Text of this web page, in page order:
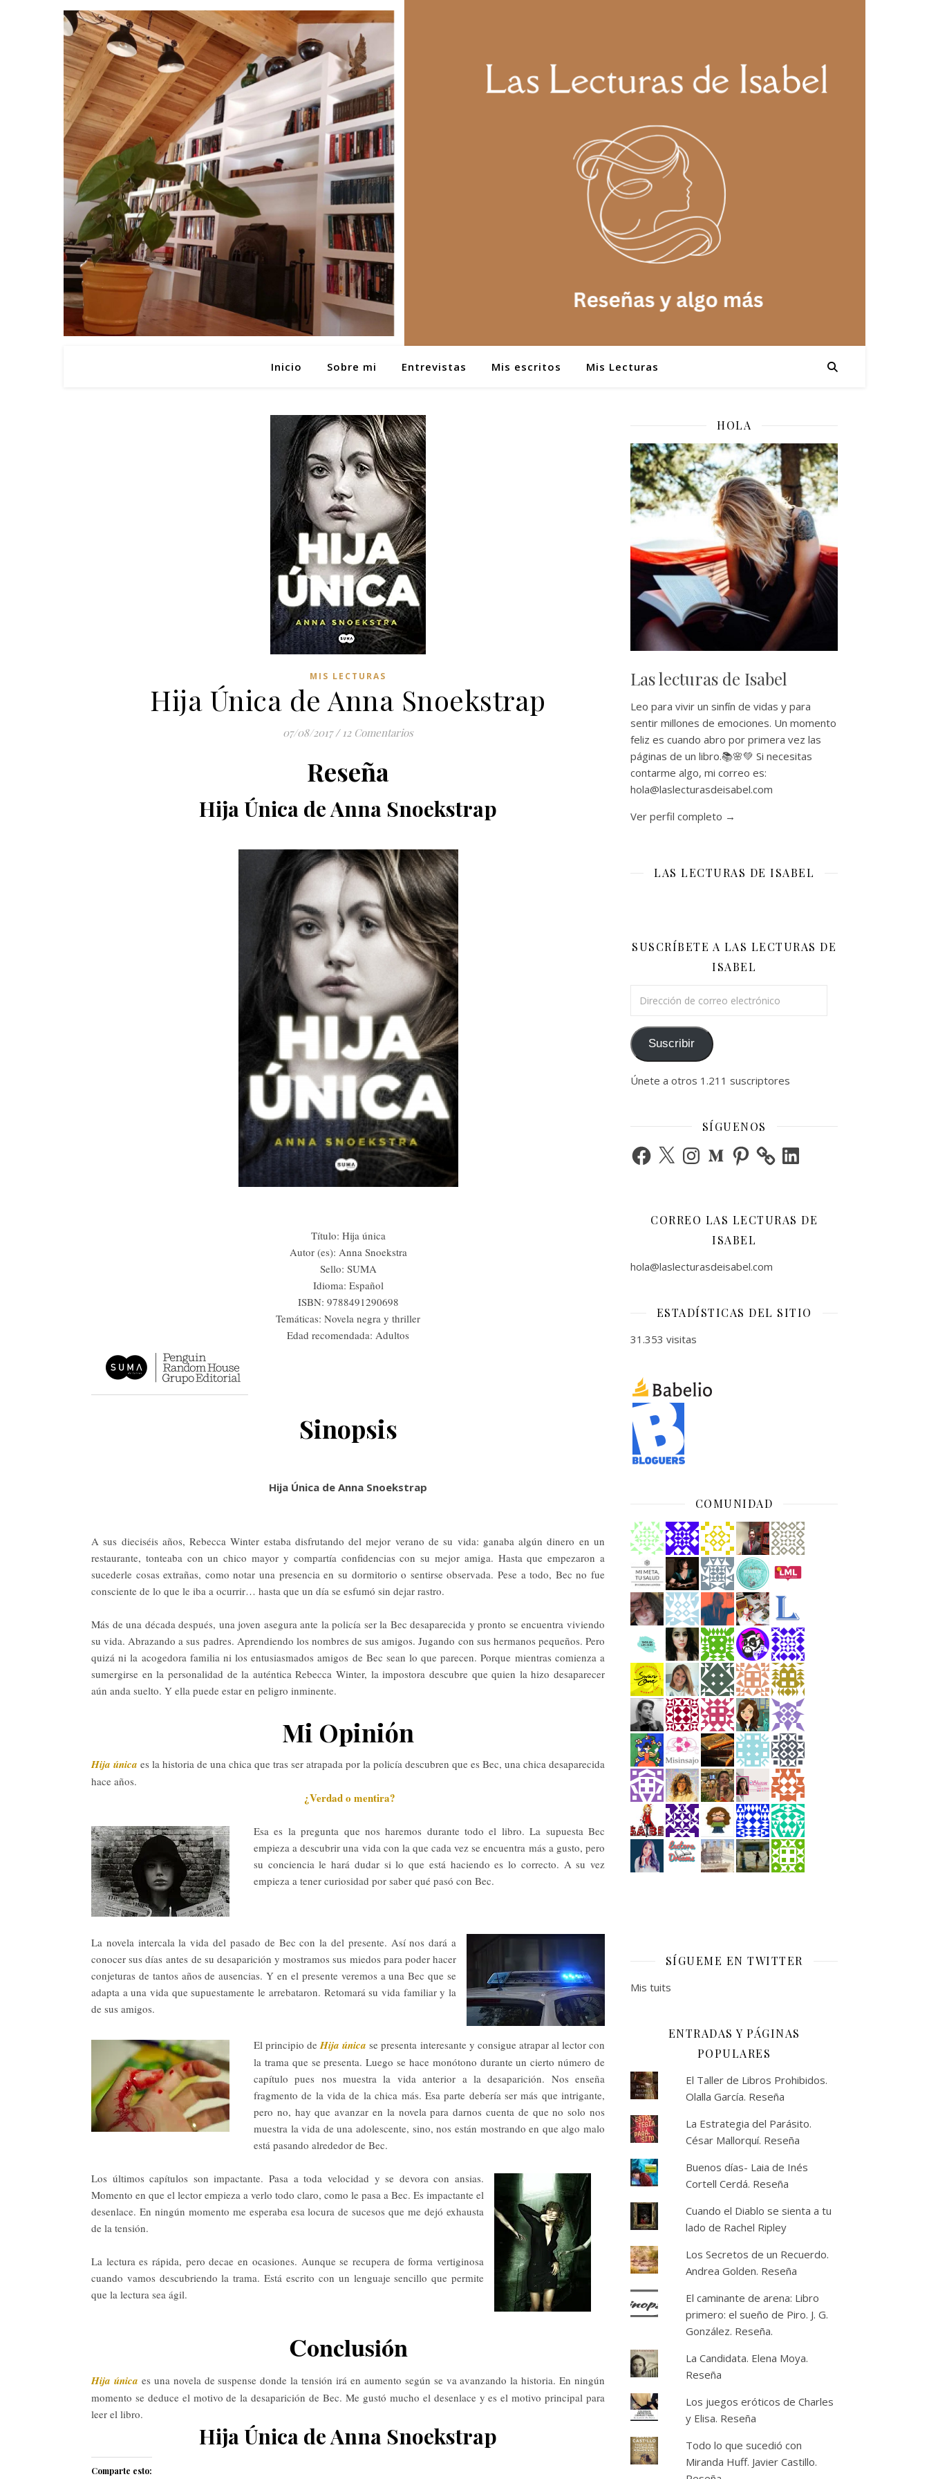
Inicio Sobre mi Entrevistas Mis escritos Mis Lecturas
MIS LECTURAS
Hija Única de Anna Snoekstrap
07/08/2017 / 12 Comentarios
Reseña
Hija Única de Anna Snoekstrap
Título: Hija única
Autor (es): Anna Snoekstra
Sello: SUMA
Idioma: Español
ISBN: 9788491290698
Temáticas: Novela negra y thriller
Edad recomendada: Adultos
Sinopsis
Hija Única de Anna Snoekstrap
A sus dieciséis años, Rebecca Winter estaba disfrutando del mejor verano de su vida: ganaba algún dinero en un
restaurante, tonteaba con un chico mayor y compartía confidencias con su mejor amiga. Hasta que empezaron a
sucederle cosas extrañas, como notar una presencia en su dormitorio o sentirse observada. Pese a todo, Bec no fue
consciente de lo que le iba a ocurrir… hasta que un día se esfumó sin dejar rastro.
Más de una década después, una joven asegura ante la policía ser la Bec desaparecida y pronto se encuentra viviendo
su vida. Abrazando a sus padres. Aprendiendo los nombres de sus amigos. Jugando con sus hermanos pequeños. Pero
quizá ni la acogedora familia ni los entusiasmados amigos de Bec sean lo que parecen. Porque mientras comienza a
sumergirse en la personalidad de la auténtica Rebecca Winter, la impostora descubre que quien la hizo desaparecer
aún anda suelto. Y ella puede estar en peligro inminente.
Mi Opinión
Hija única es la historia de una chica que tras ser atrapada por la policía descubren que es Bec, una chica desaparecida
hace años.
¿Verdad o mentira?
Esa es la pregunta que nos haremos durante todo el libro. La supuesta Bec
empieza a descubrir una vida con la que cada vez se encuentra más a gusto, pero
su conciencia le hará dudar si lo que está haciendo es lo correcto. A su vez
empieza a tener curiosidad por saber qué pasó con Bec.
La novela intercala la vida del pasado de Bec con la del presente. Así nos dará a
conocer sus díasantes de su desaparición y mostramos sus miedos para poder hacer
conjeturas de tantos años de ausencias. Y en el presente veremos a una Bec que se
adapta a una vida que supuestamente le arrebataron. Retomará su vida familiar y la
de sus amigos.
El principio deHija única se presenta interesante y consigue atrapar al lector con
la trama que se presenta. Luego se hace monótono durante un cierto número de
capítulo pues nos muestra la vida anterior a la desaparición. Nos enseña
fragmento de la vida de la chica más. Esa parte debería ser más que intrigante,
pero no, hay que avanzar en la novela para darnos cuenta de que no solo nos
muestra la vida de una adolescente, sino, nos están mostrando en que algo malo
está pasando alrededor de Bec.
Los últimos capítulos son impactante. Pasa a toda velocidad y se devora con ansias.
Momento en que el lector empieza a verlo todo claro, como le pasa a Bec. Es impactante el
desenlace. En ningún momento me esperaba esa locura de sucesos que me dejó exhausta
de la tensión.
La lectura es rápida, pero decae en ocasiones. Aunque se recupera de forma vertiginosa
cuando vamos descubriendo la trama. Está escrito con un lenguaje sencillo que permite
que la lectura sea ágil.
Conclusión
Hija única es una novela de suspense donde la tensión irá en aumento según se va avanzando la historia. En ningún
momento se deduce el motivo de la desaparición de Bec. Me gustó mucho el desenlace y es el motivo principal para
leer el libro.
Hija Única de Anna Snoekstrap
Comparte esto:
HOLA
Las lecturas de Isabel
Leo para vivir un sinfín de vidas y para
sentir millones de emociones. Un momento
feliz es cuando abro por primera vez las
páginas de un libro.📚🌸💚 Si necesitas
contarme algo, mi correo es:
hola@laslecturasdeisabel.com
Ver perfil completo →
LAS LECTURAS DE ISABEL
SUSCRÍBETE A LAS LECTURAS DE
ISABEL
Suscribir
Únete a otros 1.211 suscriptores
SÍGUENOS
Facebook
X InstagramMediumPinterest LinkedIn
CORREO LAS LECTURAS DE
ISABEL
hola@laslecturasdeisabel.com
ESTADÍSTICAS DEL SITIO
31.353 visitas
COMUNIDAD
SÍGUEME EN TWITTER
Mis tuits
ENTRADAS Y PÁGINAS
POPULARES
El Taller de Libros Prohibidos.
Olalla García. Reseña
La Estrategia del Parásito.
César Mallorquí. Reseña
Buenos días- Laia de Inés
Cortell Cerdá. Reseña
Cuando el Diablo se sienta a tu
lado de Rachel Ripley
Los Secretos de un Recuerdo.
Andrea Golden. Reseña
El caminante de arena: Libro
primero: el sueño de Piro. J. G.
González. Reseña.
La Candidata. Elena Moya.
Reseña
Los juegos eróticos de Charles
y Elisa. Reseña
Todo lo que sucedió con
Miranda Huff. Javier Castillo.